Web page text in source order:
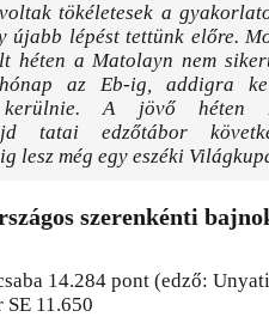
tökéletesek a
újabb lépést tettünk előre.
héten a Matolayn nem
az Eb-ig, addigra
kerülnie. A jövő héten
tatai edzőtábor
lesz még egy eszéki
szerenkénti
14.284 pont (edző:
11.650